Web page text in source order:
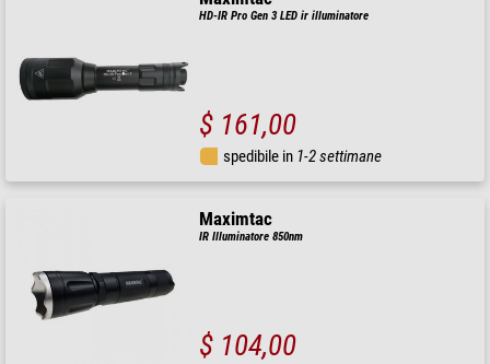
HD-IR Pro Gen 3 LED ir illuminatore
$ 161,00
spedibile in 1-2 settimane
Maximtac
IR Illuminatore 850nm
$ 104,00